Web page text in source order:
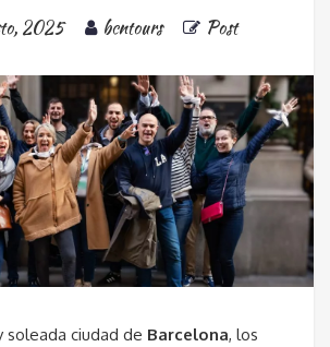
2025 bcntours Post
soleada ciudad de Barcelona, los